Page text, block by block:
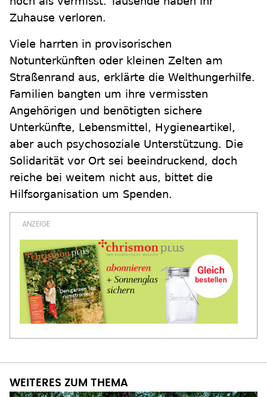
Zuhause verloren.
Viele harrten in provisorischen
Notunterkünften oder kleinen Zelten am
Straßenrand aus, erklärte die Welthungerhilfe.
Familien bangten um ihre vermissten
Angehörigen und benötigten sichere
Unterkünfte, Lebensmittel, Hygieneartikel,
aber auch psychosoziale Unterstützung. Die
Solidarität vor Ort sei beeindruckend, doch
reiche bei weitem nicht aus, bittet die
Hilfsorganisation um Spenden.
WEITERES ZUM THEMA